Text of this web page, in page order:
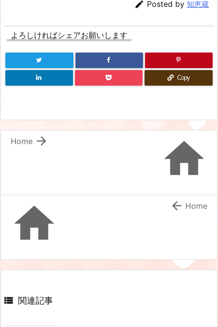
 Posted by 知恵蔵
よろしければシェアお願いします
Copy


Home
  Home
 関連記事